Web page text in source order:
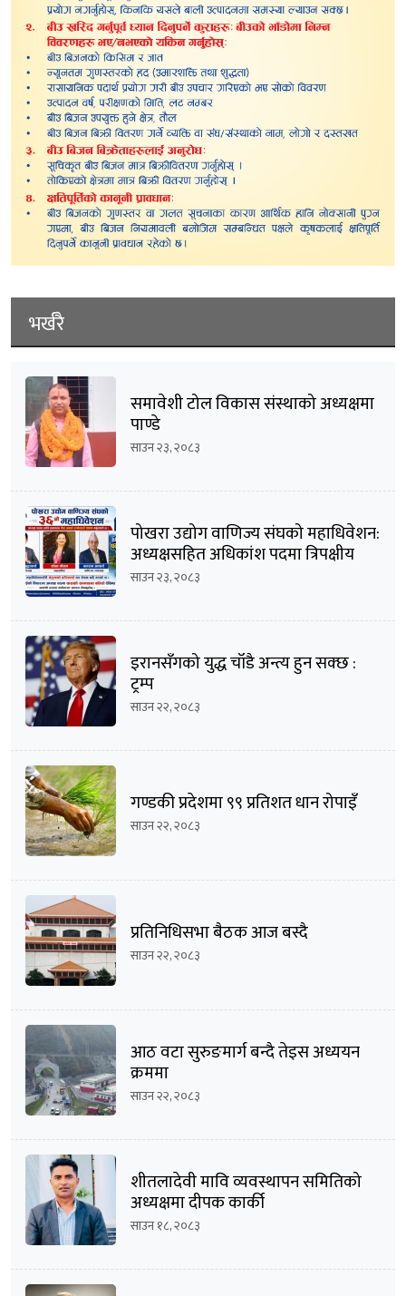
भर्खरै
समावेशी टोल विकास संस्थाको अध्यक्षमा
पाण्डे
साउन २३, २०८३
पोखरा उद्योग वाणिज्य संघको महाधिवेशन:
अध्यक्षसहित अधिकांश पदमा त्रिपक्षीय
भिडन्तको सम्भावना
साउन २३, २०८३
इरानसँगको युद्ध चाँडै अन्त्य हुन सक्छ :
ट्रम्प
साउन २२, २०८३
गण्डकी प्रदेशमा ९९ प्रतिशत धान रोपाइँ
साउन २२, २०८३
प्रतिनिधिसभा बैठक आज बस्दै
साउन २२, २०८३
आठ वटा सुरुङमार्ग बन्दै तेइस अध्ययन
क्रममा
साउन २२, २०८३
शीतलादेवी मावि व्यवस्थापन समितिको
अध्यक्षमा दीपक कार्की
साउन १८, २०८३